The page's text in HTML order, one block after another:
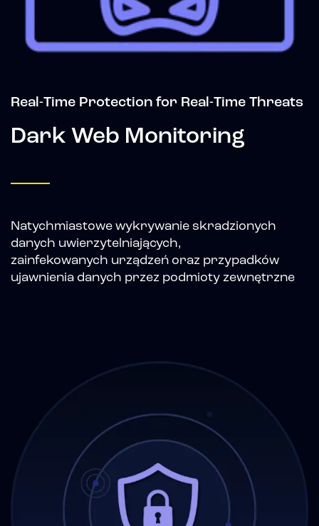
Real-Time Protection for Real-Time Threats
Dark Web Monitoring
Natychmiastowe wykrywanie skradzionych
danych uwierzytelniających,
zainfekowanych urządzeń oraz przypadków
ujawnienia danych przez podmioty zewnętrzne